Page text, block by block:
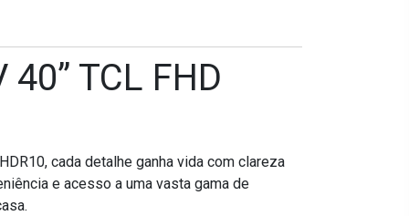
TCL FHD
cada detalhe ganha vida com clareza
e acesso a uma vasta gama de